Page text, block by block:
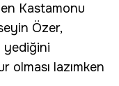
Kastamonu
Özer,
yediğini
olması lazımken